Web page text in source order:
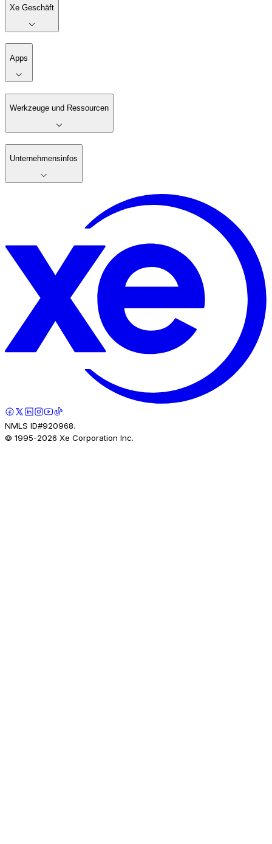
Xe Geschäft
Apps
Werkzeuge und Ressourcen
Unternehmensinfos
NMLS ID#920968.
© 1995-2026 Xe Corporation Inc.